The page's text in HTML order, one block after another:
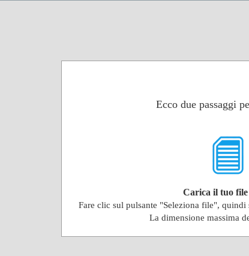
Ecco due passaggi
Carica il tuo
Fare clic sul pulsante "Seleziona file",
La dimensione massima